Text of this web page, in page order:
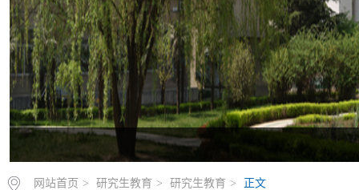
网站首页 > 研究生教育 > 研究生教育 > 正文